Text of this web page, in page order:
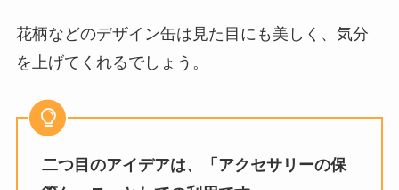
花柄などのデザイン缶は見た目にも美しく、気分
を上げてくれるでしょう。
二つ目のアイデアは、「アクセサリーの保